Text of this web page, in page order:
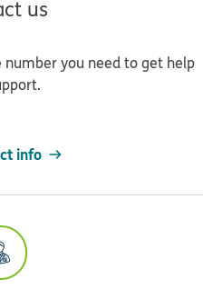
us
you need to get help
info